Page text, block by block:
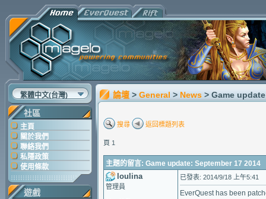
繁體中文(台灣)
社區
主頁
關於我們
聯絡我們
私隱政策
使用條款
遊戲
論壇 > General > News > Game
搜尋 返回標題列表
頁 1
主題的留言: Game update: September 17 2014
loulina
管理員
已發表: 2014/9/18 上午5:41
EverQuest has been